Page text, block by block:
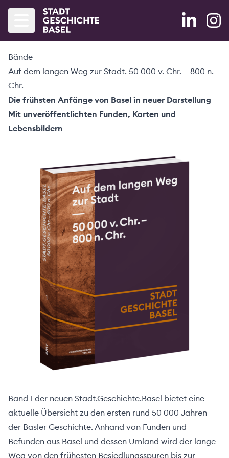
Startseite
Agenda
Bände
Blog
Projekt
Forschung
melden
Bände
Auf dem langen Weg zur Stadt. 50 000 v. Chr. – 800 n.
Chr.
Die frühsten Anfänge von Basel in neuer Darstellung
Mit unveröffentlichten Funden, Karten und
Lebensbildern
Band 1 der neuen Stadt.Geschichte.Basel bietet eine
aktuelle Übersicht zu den ersten rund 50 000 Jahren
der Basler Geschichte. Anhand von Funden und
Befunden aus Basel und dessen Umland wird der lange
Weg von den frühesten Besiedlungsspuren bis zur